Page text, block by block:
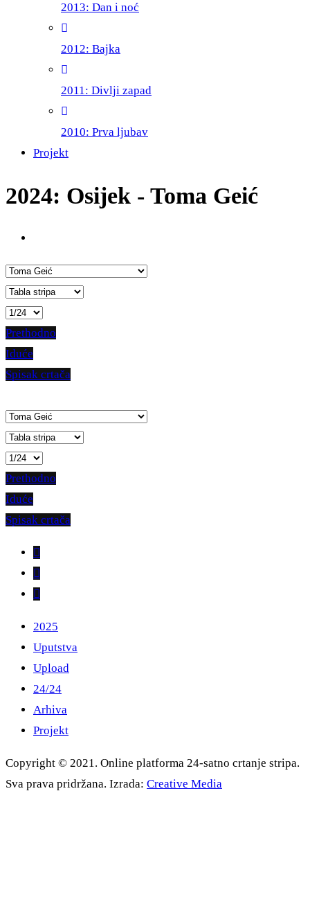
2013: Dan i noć
2012: Bajka
2011: Divlji zapad
2010: Prva ljubav
Projekt
2024: Osijek - Toma Geić
Prethodno
Iduće
Spisak crtača
Prethodno
Iduće
Spisak crtača
2025
Uputstva
Upload
24/24
Arhiva
Projekt
Copyright © 2021. Online platforma 24-satno crtanje stripa.
Sva prava pridržana. Izrada: Creative Media